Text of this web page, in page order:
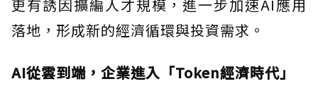
更有誘因擴編人才規模，進一步加速AI應用
落地，形成新的經濟循環與投資需求。
AI從雲到端，企業進入「Token經濟時代」